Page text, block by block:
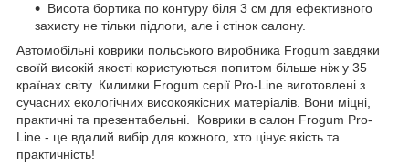
Висота бортика по контуру біля 3 см для ефективного
захисту не тільки підлоги, але і стінок салону.
Автомобільні коврики польського виробника Frogum завдяки
своїй високій якості користуються попитом більше ніж у 35
країнах світу. Килимки Frogum серії Pro-Line виготовлені з
сучасних екологічних високоякісних матеріалів. Вони міцні,
практичні та презентабельні. Коврики в салон Frogum Pro-
Line - це вдалий вибір для кожного, хто цінує якість та
практичність!